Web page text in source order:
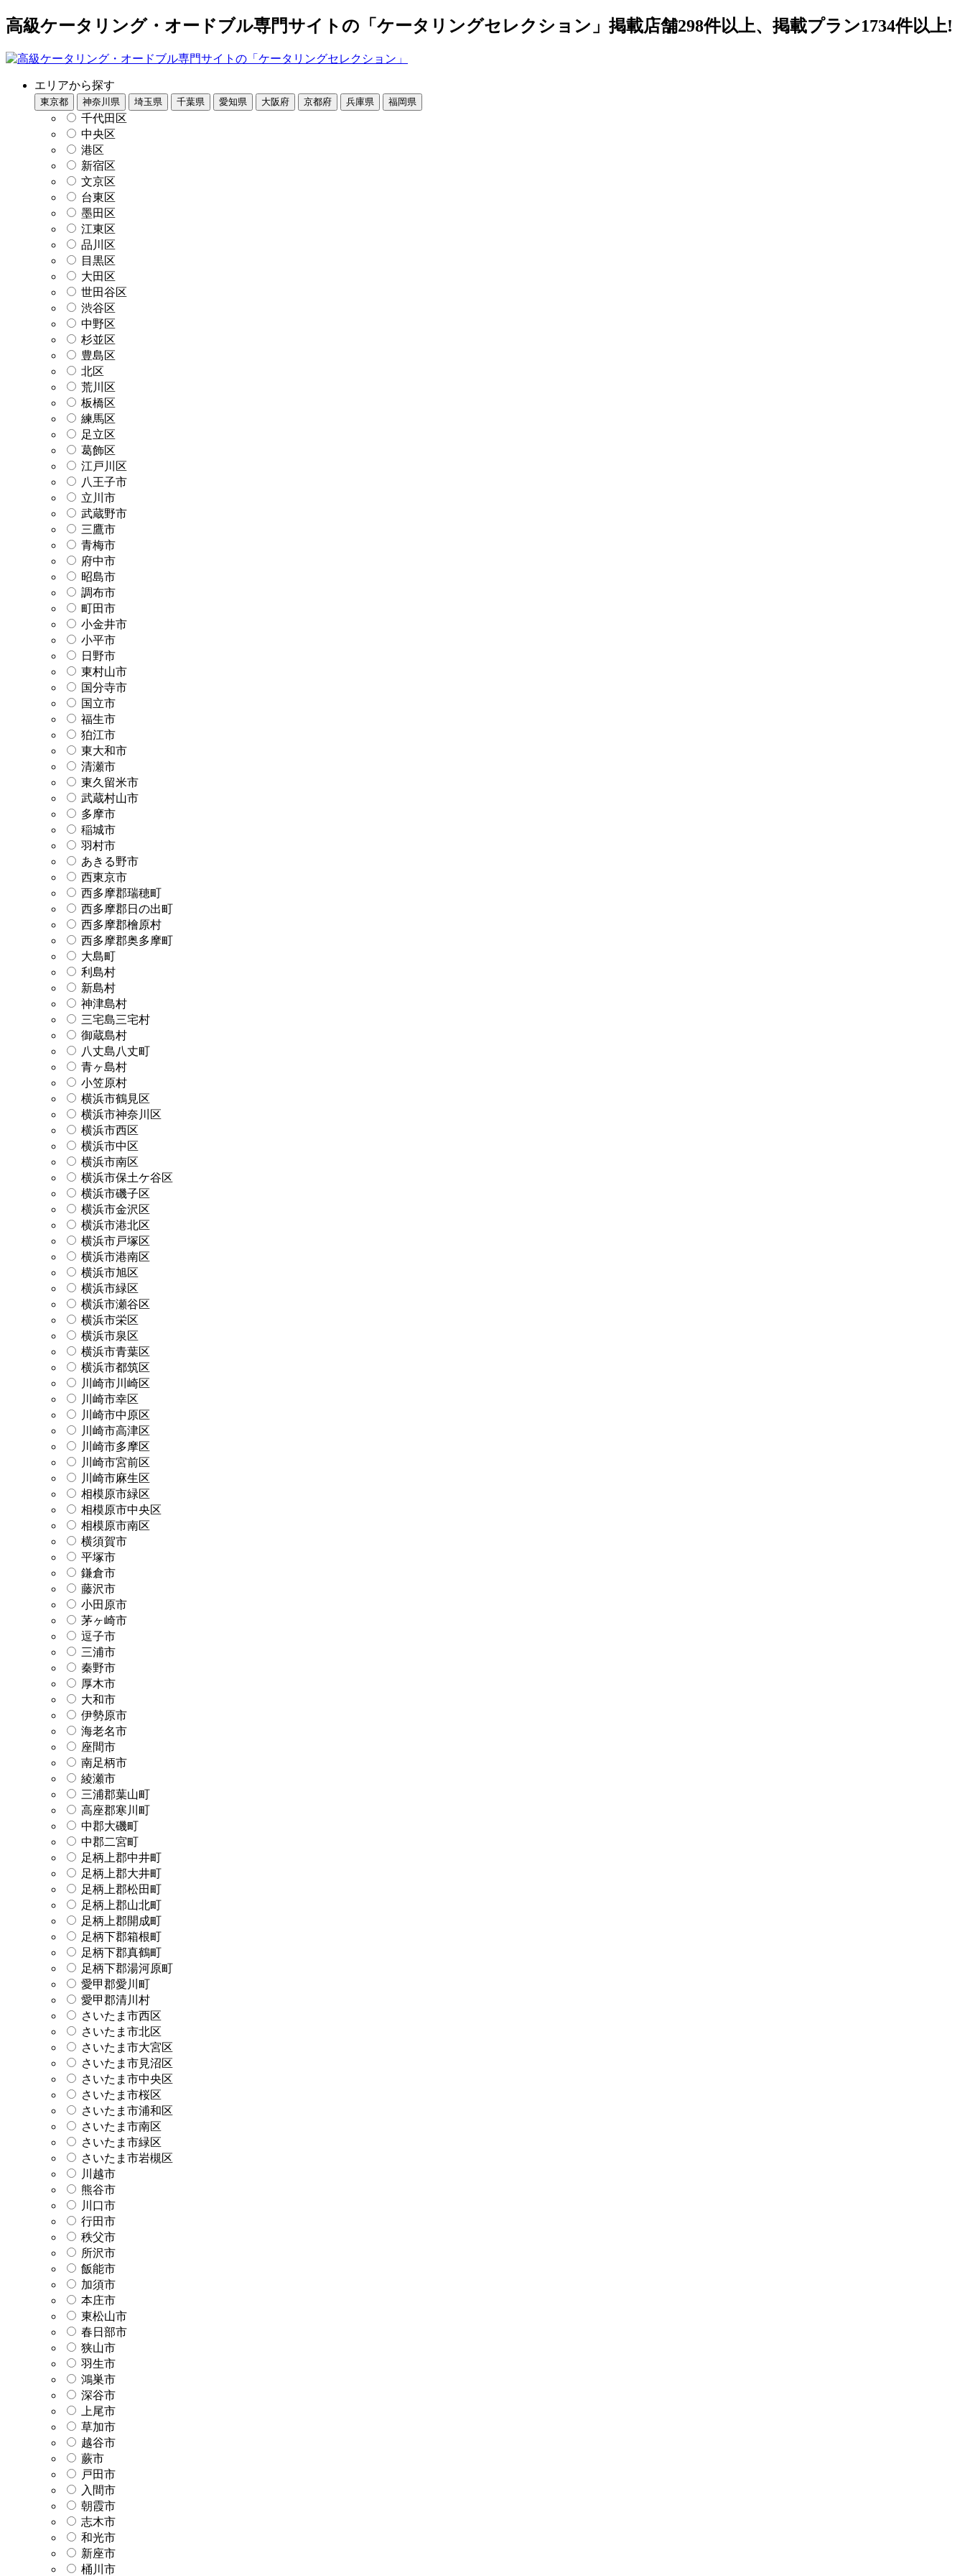
高級ケータリング・オードブル専門サイトの「ケータリングセレクション」掲載店舗298件以上、掲載プラン1734件以上!
エリアから探す
東京都 神奈川県 埼玉県 千葉県 愛知県 大阪府 京都府 兵庫県 福岡県
千代田区
中央区
港区
新宿区
文京区
台東区
墨田区
江東区
品川区
目黒区
大田区
世田谷区
渋谷区
中野区
杉並区
豊島区
北区
荒川区
板橋区
練馬区
足立区
葛飾区
江戸川区
八王子市
立川市
武蔵野市
三鷹市
青梅市
府中市
昭島市
調布市
町田市
小金井市
小平市
日野市
東村山市
国分寺市
国立市
福生市
狛江市
東大和市
清瀬市
東久留米市
武蔵村山市
多摩市
稲城市
羽村市
あきる野市
西東京市
西多摩郡瑞穂町
西多摩郡日の出町
西多摩郡檜原村
西多摩郡奥多摩町
大島町
利島村
新島村
神津島村
三宅島三宅村
御蔵島村
八丈島八丈町
青ヶ島村
小笠原村
横浜市鶴見区
横浜市神奈川区
横浜市西区
横浜市中区
横浜市南区
横浜市保土ケ谷区
横浜市磯子区
横浜市金沢区
横浜市港北区
横浜市戸塚区
横浜市港南区
横浜市旭区
横浜市緑区
横浜市瀬谷区
横浜市栄区
横浜市泉区
横浜市青葉区
横浜市都筑区
川崎市川崎区
川崎市幸区
川崎市中原区
川崎市高津区
川崎市多摩区
川崎市宮前区
川崎市麻生区
相模原市緑区
相模原市中央区
相模原市南区
横須賀市
平塚市
鎌倉市
藤沢市
小田原市
茅ヶ崎市
逗子市
三浦市
秦野市
厚木市
大和市
伊勢原市
海老名市
座間市
南足柄市
綾瀬市
三浦郡葉山町
高座郡寒川町
中郡大磯町
中郡二宮町
足柄上郡中井町
足柄上郡大井町
足柄上郡松田町
足柄上郡山北町
足柄上郡開成町
足柄下郡箱根町
足柄下郡真鶴町
足柄下郡湯河原町
愛甲郡愛川町
愛甲郡清川村
さいたま市西区
さいたま市北区
さいたま市大宮区
さいたま市見沼区
さいたま市中央区
さいたま市桜区
さいたま市浦和区
さいたま市南区
さいたま市緑区
さいたま市岩槻区
川越市
熊谷市
川口市
行田市
秩父市
所沢市
飯能市
加須市
本庄市
東松山市
春日部市
狭山市
羽生市
鴻巣市
深谷市
上尾市
草加市
越谷市
蕨市
戸田市
入間市
朝霞市
志木市
和光市
新座市
桶川市